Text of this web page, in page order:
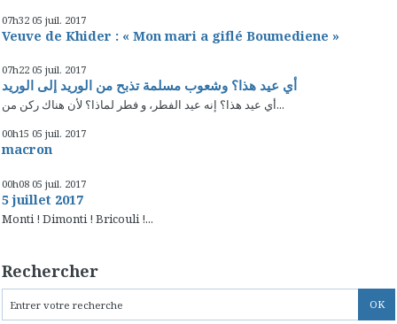
07h32 05 juil. 2017
Veuve de Khider : « Mon mari a giflé Boumediene »
07h22 05 juil. 2017
أي عيد هذا؟ وشعوب مسلمة تذبح من الوريد إلى الوريد
أي عيد هذا؟ إنه عيد الفطر، و فطر لماذا؟ لأن هناك ركن من...
00h15 05 juil. 2017
macron
00h08 05 juil. 2017
5 juillet 2017
Monti ! Dimonti ! Bricouli !...
Rechercher